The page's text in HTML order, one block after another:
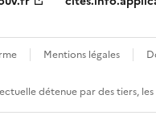
Mentions légales
détenue par des tiers,